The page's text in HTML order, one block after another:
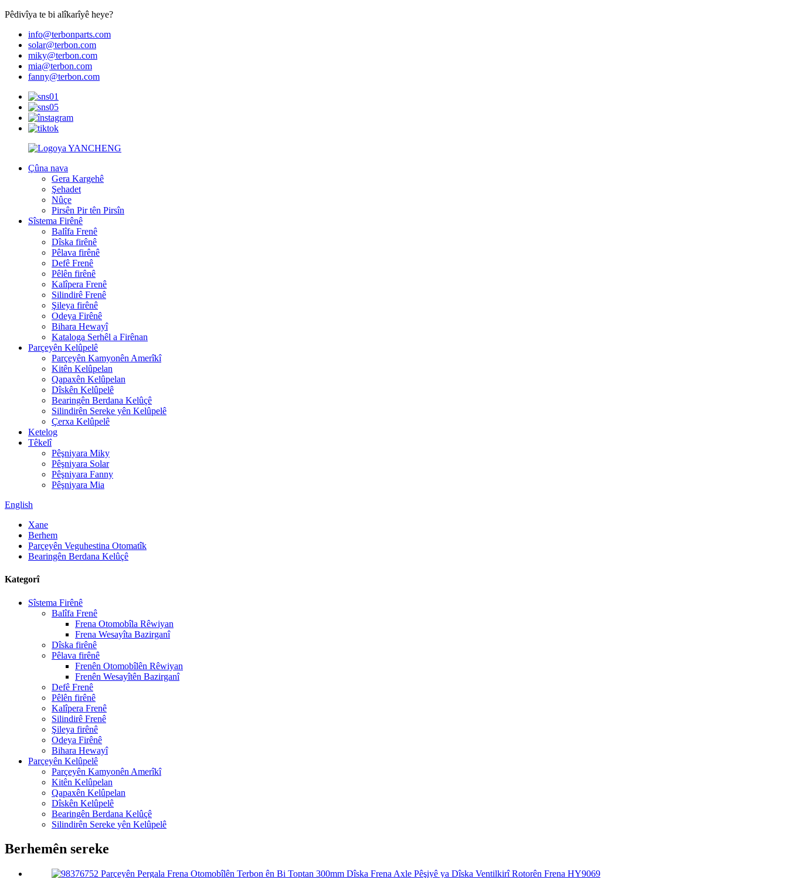
Pêdivîya te bi alîkarîyê heye?
info@terbonparts.com
solar@terbon.com
miky@terbon.com
mia@terbon.com
fanny@terbon.com
Çûna nava
Gera Kargehê
Şehadet
Nûçe
Pirsên Pir tên Pirsîn
Sîstema Firênê
Balîfa Frenê
Dîska firênê
Pêlava firênê
Defê Frenê
Pêlên firênê
Kalîpera Frenê
Silindirê Frenê
Şileya firênê
Odeya Firênê
Bihara Hewayî
Kataloga Serhêl a Firênan
Parçeyên Kelûpelê
Parçeyên Kamyonên Amerîkî
Kitên Kelûpelan
Qapaxên Kelûpelan
Dîskên Kelûpelê
Bearingên Berdana Kelûçê
Silindirên Sereke yên Kelûpelê
Çerxa Kelûpelê
Ketelog
Têkelî
Pêşniyara Miky
Pêşniyara Solar
Pêşniyara Fanny
Pêşniyara Mia
English
Xane
Berhem
Parçeyên Veguhestina Otomatîk
Bearingên Berdana Kelûçê
Kategorî
Sîstema Firênê
Balîfa Frenê
Frena Otomobîla Rêwiyan
Frena Wesayîta Bazirganî
Dîska firênê
Pêlava firênê
Frenên Otomobîlên Rêwiyan
Frenên Wesayîtên Bazirganî
Defê Frenê
Pêlên firênê
Kalîpera Frenê
Silindirê Frenê
Şileya firênê
Odeya Firênê
Bihara Hewayî
Parçeyên Kelûpelê
Parçeyên Kamyonên Amerîkî
Kitên Kelûpelan
Qapaxên Kelûpelan
Dîskên Kelûpelê
Bearingên Berdana Kelûçê
Silindirên Sereke yên Kelûpelê
Berhemên sereke